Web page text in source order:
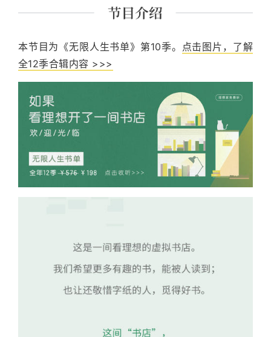
本节目为《无限人生书单》第10季。
点击图片，了解
全12季合辑内容 >>>